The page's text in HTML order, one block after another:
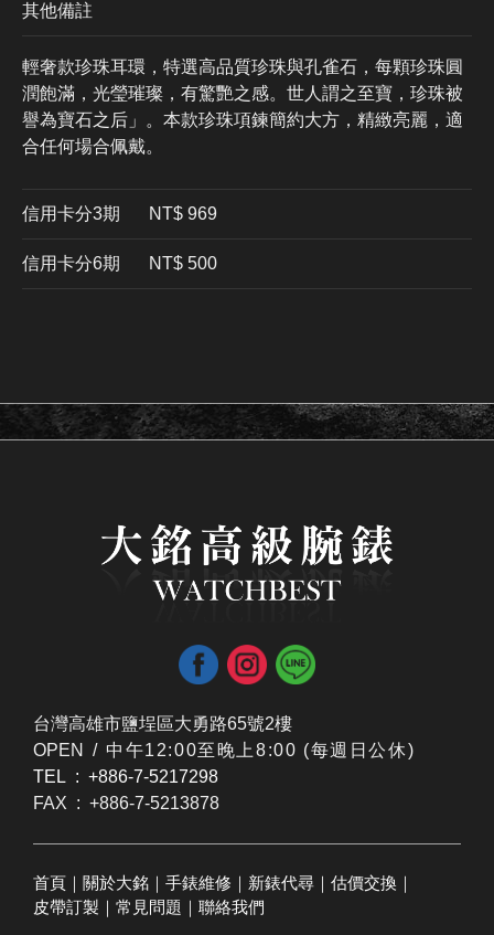
其他備註
輕奢款珍珠耳環，特選高品質珍珠與孔雀石，每顆珍珠圓
潤飽滿，光瑩璀璨，有驚艷之感。世人謂之至寶，珍珠被
譽為寶石之后」。本款珍珠項鍊簡約大方，精緻亮麗，適
合任何場合佩戴。
信用卡分3期 ​NT$ 969
信用卡分6期 NT$ 500
台灣高雄市鹽埕區大勇路65號2樓
OPEN / ​中午12:00至晚上8:00 (每週日公休)
TEL : +886-7-5217298
FAX : +886-7-5213878
首頁 ｜ 關於大銘 ｜ 手錶維修 ｜ 新錶代尋 ｜ 估價交換 ｜
皮帶訂製 ｜ 常見問題 ｜ 聯絡我們